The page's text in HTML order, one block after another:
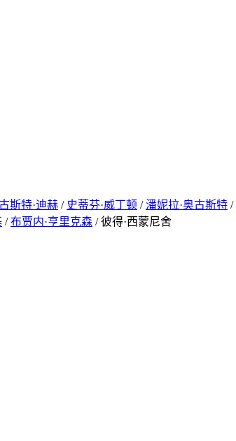
斯特·迪赫 / 史蒂芬·威丁顿 / 潘妮拉·奥古斯特 /
/布贾内·亨里克森 / 彼得·西蒙尼舍